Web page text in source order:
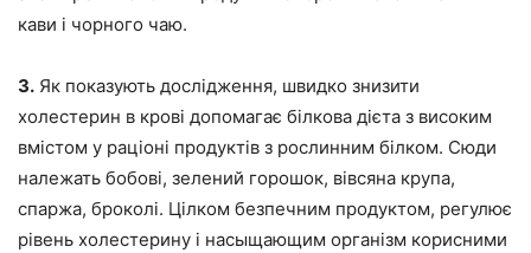
кави і чорного чаю.
3. Як показують дослідження, швидко знизити
холестерин в крові допомагає білкова дієта з високим
вмістом у раціоні продуктів з рослинним білком. Сюди
належать бобові, зелений горошок, вівсяна крупа,
спаржа, броколі. Цілком безпечним продуктом, регулює
рівень холестерину і насыщающим організм корисними